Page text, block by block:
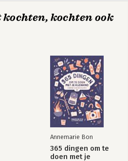
kochten ook
Annemarie Bon
365 dingen om te
doen met je